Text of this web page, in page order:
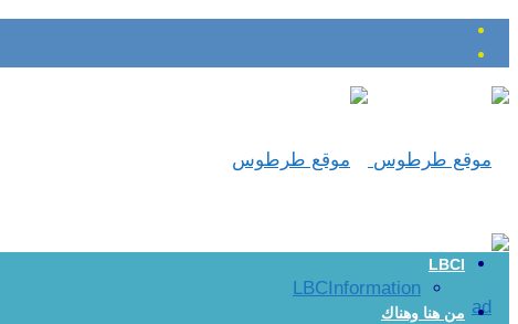
LBCI
LBCInformation
من هنا وهناك